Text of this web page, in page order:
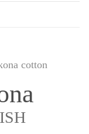
cotton